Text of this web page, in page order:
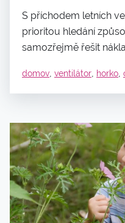
S příchodem letních
prioritou hledání
samozřejmě řešit
domov, ventilátor, horko,